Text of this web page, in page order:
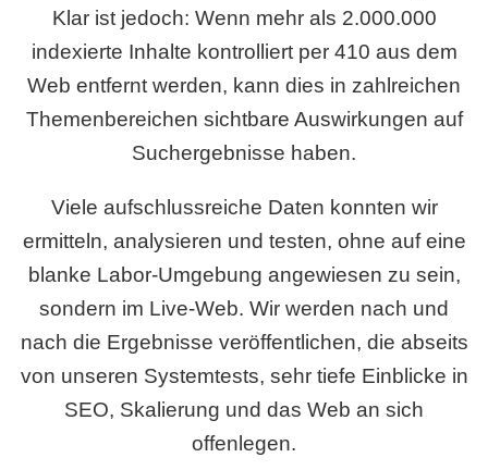
Klar ist jedoch: Wenn mehr als 2.000.000
indexierte Inhalte kontrolliert per 410 aus dem
Web entfernt werden, kann dies in zahlreichen
Themenbereichen sichtbare Auswirkungen auf
Suchergebnisse haben.
Viele aufschlussreiche Daten konnten wir
ermitteln, analysieren und testen, ohne auf eine
blanke Labor-Umgebung angewiesen zu sein,
sondern im Live-Web. Wir werden nach und
nach die Ergebnisse veröffentlichen, die abseits
von unseren Systemtests, sehr tiefe Einblicke in
SEO, Skalierung und das Web an sich
offenlegen.